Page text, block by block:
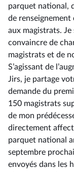
parquet national,
de renseignement
aux magistrats.
convaincre de
magistrats et de
S’agissant de
Jirs, je partage
demande du
150 magistrats
de mon
directement
parquet national
septembre
envoyés dans les